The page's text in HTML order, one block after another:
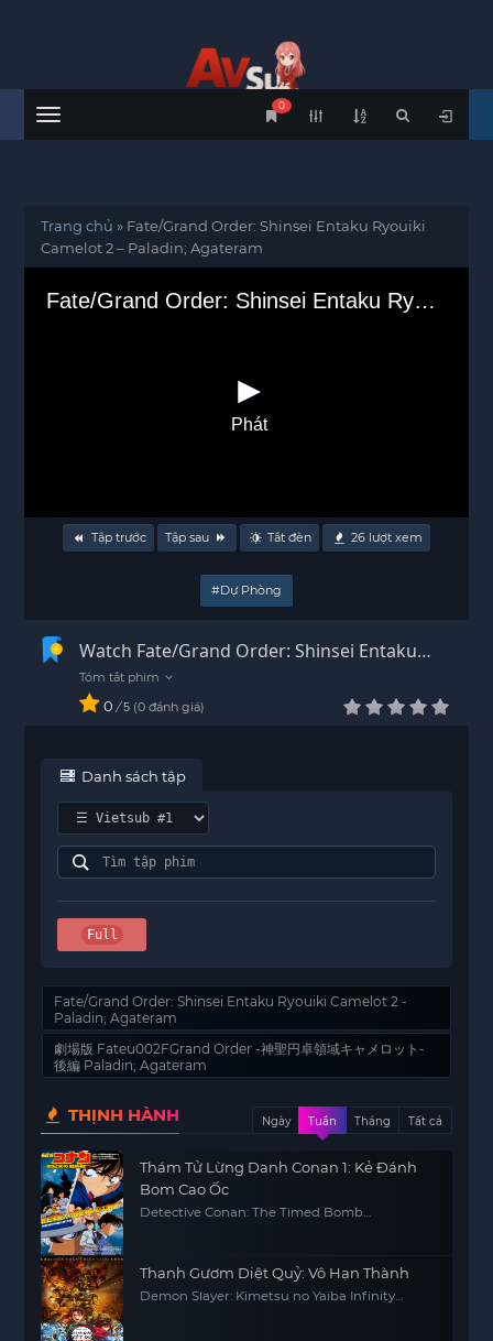
Menu
0
Trang chủ » Fate/Grand Order: Shinsei Entaku Ryouiki
Camelot 2 – Paladin; Agateram
Fate/Grand Order: Shinsei Entaku Ryouiki Camelot 2 – Paladin; Agateram
Phát
Tập trước Tập sau Tắt đèn 26lượt xem
#Dự Phòng
Watch Fate/Grand Order: Shinsei Entaku
Ryouiki Camelot 2 – Paladin; Agateram
Vietsub - HD
0 / 5 0 đánh giá
Danh sách tập
Full
Fate/Grand Order: Shinsei Entaku Ryouiki Camelot 2 -
Paladin; Agateram
劇場版 Fateu002FGrand Order -神聖円卓領域キャメロット-
後編 Paladin; Agateram
THỊNH HÀNH Ngày Tuần Tháng Tất cả
Thám Tử Lừng Danh Conan 1: Kẻ Đánh
Bom Cao Ốc
Detective Conan: The Timed Bomb
Thanh Gươm Diệt Quỷ: Vô Hạn Thành
Demon Slayer: Kimetsu no Yaiba Infinity